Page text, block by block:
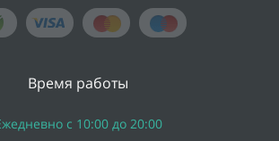
Время работы
с 10:00 до 20:00